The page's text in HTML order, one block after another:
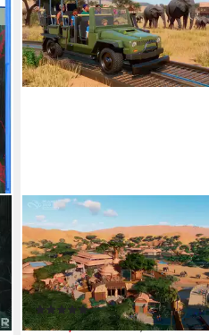
FIRESHINE GAMES
Planet Zoo: Console Edition
PlayStation 5 Plattform
ab 0 Jahren USK-Freigabe
Frontier Developments Publisher
(4)
ab 32,08 € UVP39,99 €